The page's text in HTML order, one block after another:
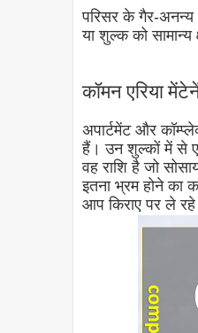
परिसर के गैर-अनन्य
या शुल्क को
कॉमन एरिया
अपार्टमेंट और
हैं। उन शुल्कों में से
वह राशि है जो
इतना भ्रम होने का
आप किराए पर ले